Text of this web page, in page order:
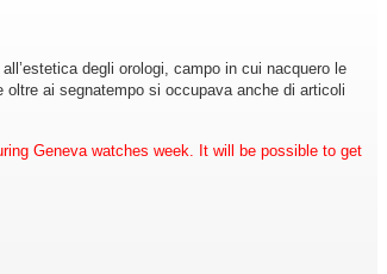
degli orologi, campo in cui nacquero le
ai segnatempo si occupava anche di articoli
Geneva watches week. It will be possible to get